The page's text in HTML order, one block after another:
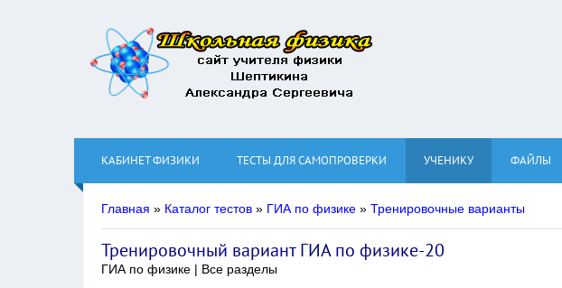
КАБИНЕТ ФИЗИКИ ТЕСТЫ ДЛЯ САМОПРОВЕРКИ УЧЕНИКУ ФАЙЛЫ
Главная » Каталог тестов » ГИА по физике » Тренировочные варианты
Тренировочный вариант ГИА по физике-20
ГИА по физике | Все разделы